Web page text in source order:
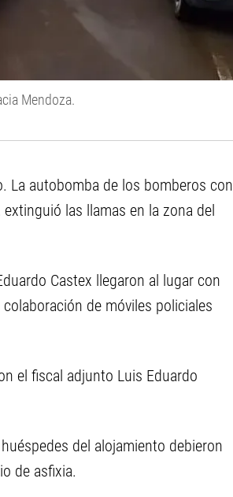
Mendoza.
La autobomba de los bomberos con
las llamas en la zona del
Castex llegaron al lugar con
de móviles policiales
el fiscal adjunto Luis Eduardo
del alojamiento debieron
de asfixia.